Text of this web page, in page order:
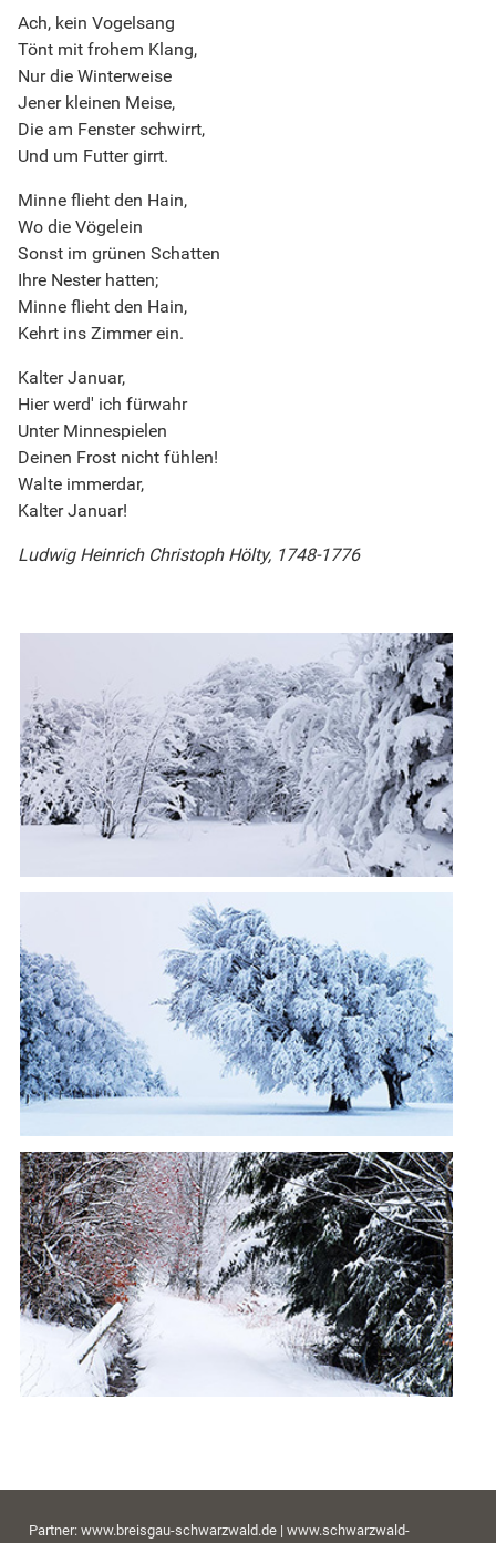
Ach, kein Vogelsang
Tönt mit frohem Klang,
Nur die Winterweise
Jener kleinen Meise,
Die am Fenster schwirrt,
Und um Futter girrt.
Minne flieht den Hain,
Wo die Vögelein
Sonst im grünen Schatten
Ihre Nester hatten;
Minne flieht den Hain,
Kehrt ins Zimmer ein.
Kalter Januar,
Hier werd' ich fürwahr
Unter Minnespielen
Deinen Frost nicht fühlen!
Walte immerdar,
Kalter Januar!
Ludwig Heinrich Christoph Hölty, 1748-1776
Partner: www.breisgau-schwarzwald.de| www.schwarzwald-